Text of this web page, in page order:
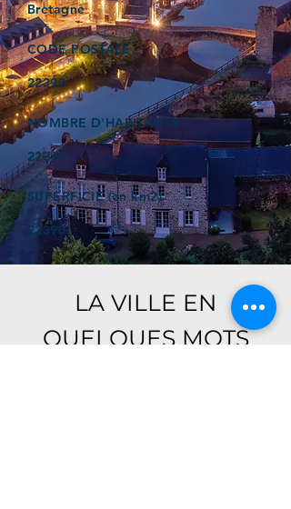
Bretagne
CODE POSTALE
22390
NOMBRE D'HABITANTS
22390
SUPERFICIE (en km2)
22390
LA VILLE EN
QUELQUES MOTS